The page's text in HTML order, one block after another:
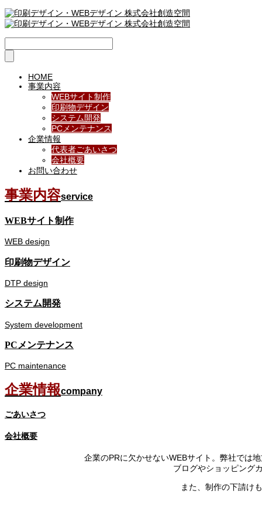
HOME
事業内容
WEBサイト制作
印刷物デザイン
システム開発
PCメンテナンス
企業情報
代表者ごあいさつ
会社概要
お問い合わせ
事業内容service
WEBサイト制作
WEB design
印刷物デザイン
DTP design
システム開発
System development
PCメンテナンス
PC maintenance
企業情報company
ごあいさつ
会社概要
企業のPRに欠かせないWEBサイト。弊社では
ブログやショッピング
また、制作の下請け